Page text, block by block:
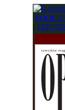
|